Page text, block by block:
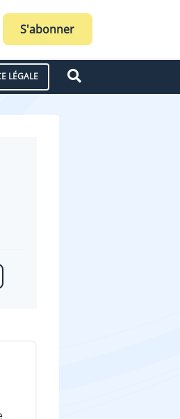
S'abonner
LÉGALE